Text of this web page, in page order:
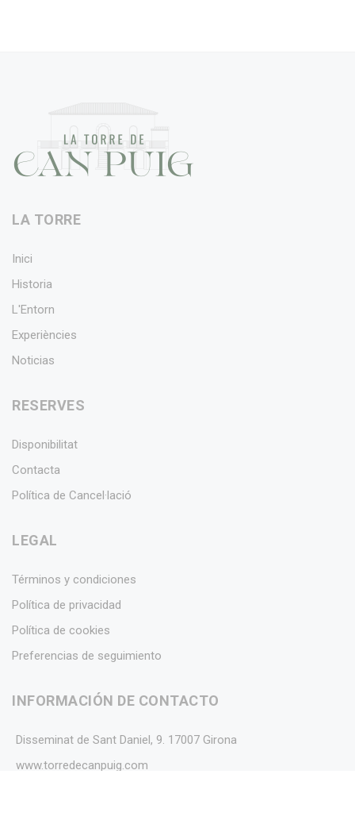
LA TORRE
Inici
Historia
L'Entorn
Experiències
Noticias
RESERVES
Disponibilitat
Contacta
Política de Cancel·lació
LEGAL
Términos y condiciones
Política de privacidad
Política de cookies
Preferencias de seguimiento
INFORMACIÓN DE CONTACTO
Disseminat de Sant Daniel, 9. 17007 Girona
www.torredecanpuig.com